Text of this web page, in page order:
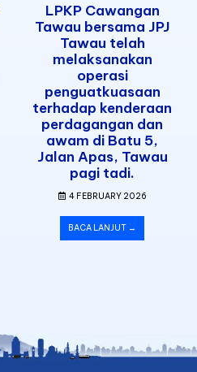
LPKP Cawangan
Tawau bersama JPJ
Tawau telah
melaksanakan
operasi
penguatkuasaan
terhadap kenderaan
perdagangan dan
awam di Batu 5,
Jalan Apas, Tawau
pagi tadi.
4 FEBRUARY 2026
BACA LANJUT →